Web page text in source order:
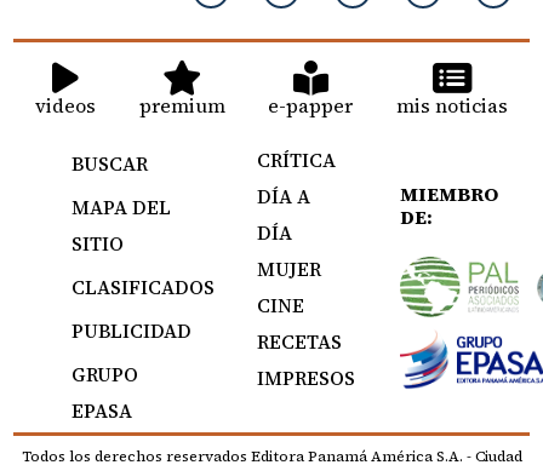
videos premium e-papper mis noticias
BUSCAR
MAPA DEL
SITIO
CLASIFICADOS
PUBLICIDAD
GRUPO
EPASA
CRÍTICA
DÍA A
DÍA
MUJER
CINE
RECETAS
IMPRESOS
MIEMBRO
DE:
Todos los derechos reservados Editora Panamá América S.A. - Ciudad